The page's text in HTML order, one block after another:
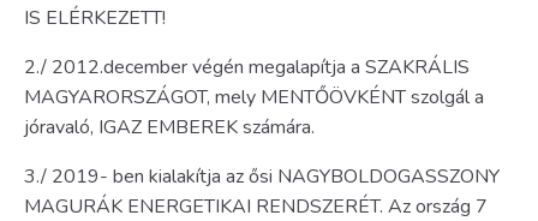
IS ELÉRKEZETT!
2./ 2012.december végén megalapítja a SZAKRÁLIS
MAGYARORSZÁGOT, mely MENTŐÖVKÉNT szolgál a
jóravaló, IGAZ EMBEREK számára.
3./ 2019- ben kialakítja az ősi NAGYBOLDOGASSZONY
MAGURÁK ENERGETIKAI RENDSZERÉT. Az ország 7